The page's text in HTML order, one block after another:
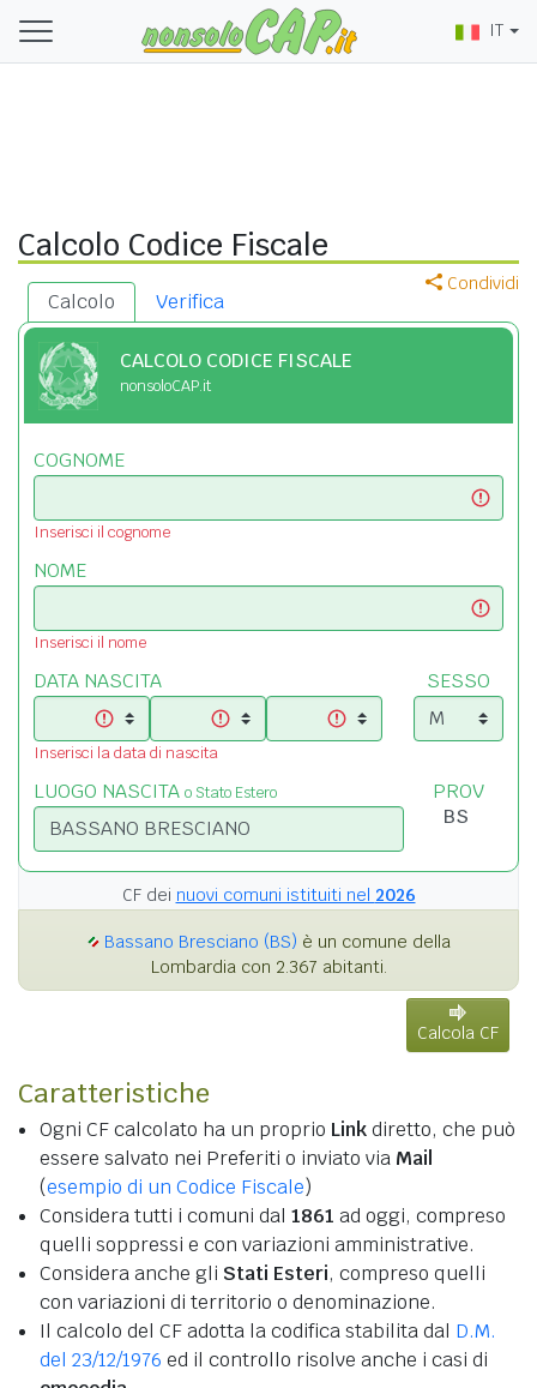
IT
Calcolo Codice Fiscale
Condividi
Calcolo Verifica
CALCOLO CODICE FISCALE
nonsoloCAP.it
COGNOME
Inserisci il cognome
NOME
Inserisci il nome
DATA NASCITA
Inserisci la data di nascita
SESSO
LUOGO NASCITA o Stato Estero PROV
CF dei nuovi comuni istituiti nel 2026
Bassano Bresciano (BS) è un comune della
Lombardia con 2.367 abitanti.
Calcola CF
Caratteristiche
Ogni CF calcolato ha un proprio Linkdiretto, che può
essere salvato nei Preferiti o inviato via Mail
(esempio di un Codice Fiscale)
Considera tutti i comuni dal 1861 ad oggi, compreso
quelli soppressi e con variazioni amministrative.
Considera anche gli Stati Esteri, compreso quelli
con variazioni di territorio o denominazione.
Il calcolo del CF adotta la codifica stabilita dal D.M.
del 23/12/1976 ed il controllo risolve anche i casi di